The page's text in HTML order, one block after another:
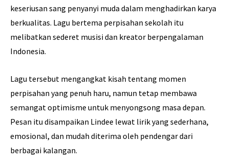
keseriusan sang penyanyi muda dalam menghadirkan karya
berkualitas. Lagu bertema perpisahan sekolah itu
melibatkan sederet musisi dan kreator berpengalaman
Indonesia.
Lagu tersebut mengangkat kisah tentang momen
perpisahan yang penuh haru, namun tetap membawa
semangat optimisme untuk menyongsong masa depan.
Pesan itu disampaikan Lindee lewat lirik yang sederhana,
emosional, dan mudah diterima oleh pendengar dari
berbagai kalangan.